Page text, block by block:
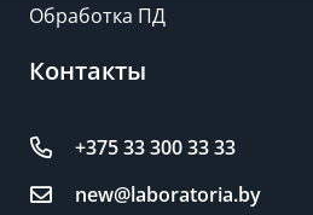
Обработка ПД
Контакты
+375 33 300 33 33
new@laboratoria.by